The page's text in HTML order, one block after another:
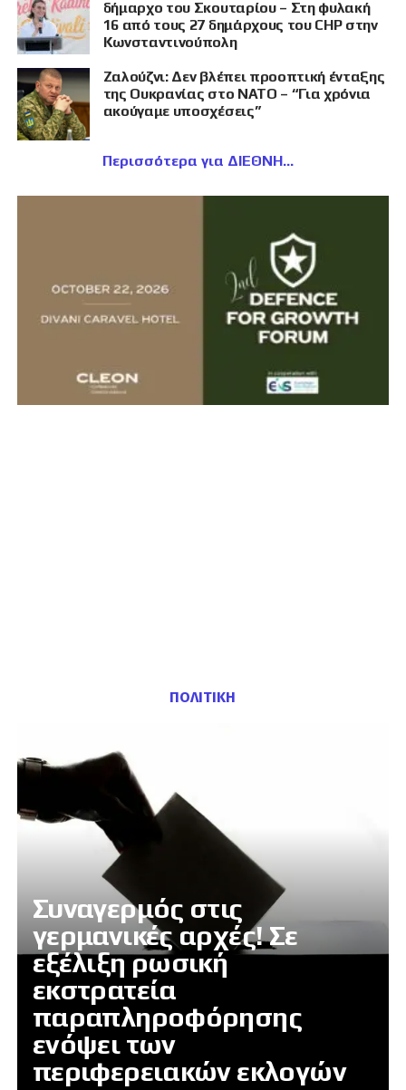
δήμαρχο του Σκουταρίου – Στη φυλακή
16 από τους 27 δημάρχους του CHP στην
Κωνσταντινούπολη
Ζαλούζνι: Δεν βλέπει προοπτική ένταξης
της Ουκρανίας στο ΝΑΤΟ – “Για χρόνια
ακούγαμε υποσχέσεις”
Περισσότερα για ΔΙΕΘΝΗ
ΠΟΛΙΤΙΚΗ
Συναγερμός στις
γερμανικές αρχές! Σε
εξέλιξη ρωσική
εκστρατεία
παραπληροφόρησης
ενόψει των
περιφερειακών εκλογών